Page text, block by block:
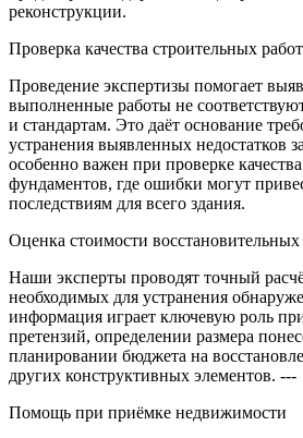
реконструкции.
Проверка качества строительных работ
Проведение экспертизы помогает
выполненные работы не
и стандартам. Это даёт основание
устранения выявленных недостатков
особенно важен при проверке
фундаментов, где ошибки могут
последствиям для всего здания.
Оценка стоимости восстановительных
Наши эксперты проводят точный
необходимых для устранения
информация играет ключевую роль
претензий, определении размера
планировании бюджета на
других конструктивных элементов. ---
Помощь при приёмке недвижимости